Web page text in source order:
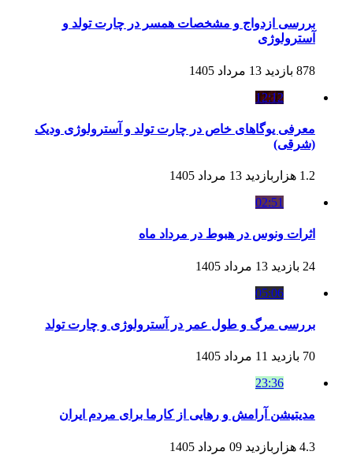
بررسی ازدواج و مشخصات همسر در چارت تولد و
آسترولوژی
878 بازدید
13 مرداد 1405
12:12
معرفی یوگاهای خاص در چارت تولد و آسترولوژی ودیک
(شرقی)
1.2 هزاربازدید
13 مرداد 1405
02:51
اثرات ونوس در هبوط در مرداد ماه
24 بازدید
13 مرداد 1405
05:06
بررسی مرگ و طول عمر در آسترولوژی و چارت تولد
70 بازدید
11 مرداد 1405
23:36
مدیتیشن آرامش و رهایی از کارما برای مردم ایران
4.3 هزاربازدید 09 مرداد 1405